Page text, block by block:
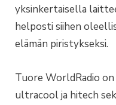
yksinkertaisella
helposti siihen
elämän piristykseksi.
Tuore WorldRadio
ultracool ja hitech